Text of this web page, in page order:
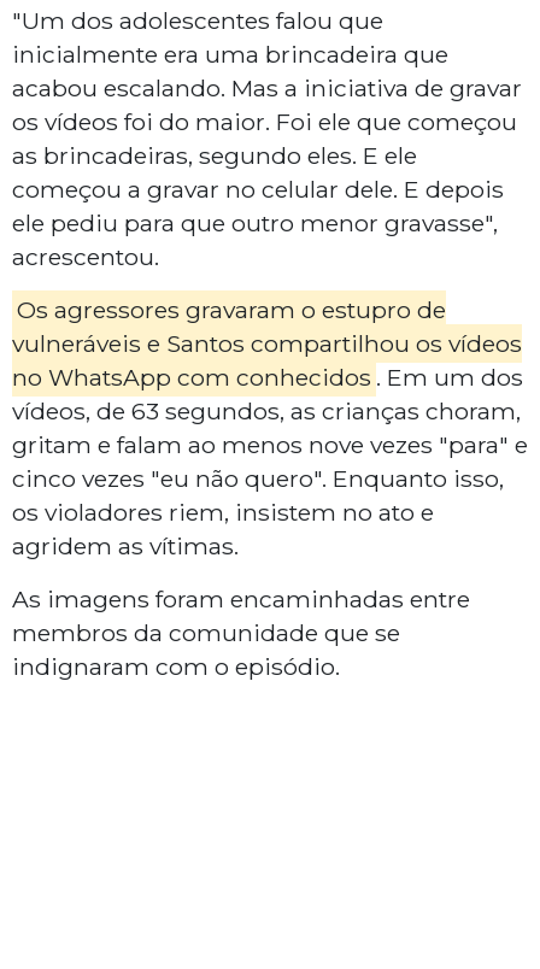
"Um dos adolescentes falou que
inicialmente era uma brincadeira que
acabou escalando. Mas a iniciativa de gravar
os vídeos foi do maior. Foi ele que começou
as brincadeiras, segundo eles. E ele
começou a gravar no celular dele. E depois
ele pediu para que outro menor gravasse",
acrescentou.
Os agressores gravaram o estupro de
vulneráveis e Santos compartilhou os vídeos
no WhatsApp com conhecidos . Em um dos
vídeos, de 63 segundos, as crianças choram,
gritam e falam ao menos nove vezes "para" e
cinco vezes "eu não quero". Enquanto isso,
os violadores riem, insistem no ato e
agridem as vítimas.
As imagens foram encaminhadas entre
membros da comunidade que se
indignaram com o episódio.